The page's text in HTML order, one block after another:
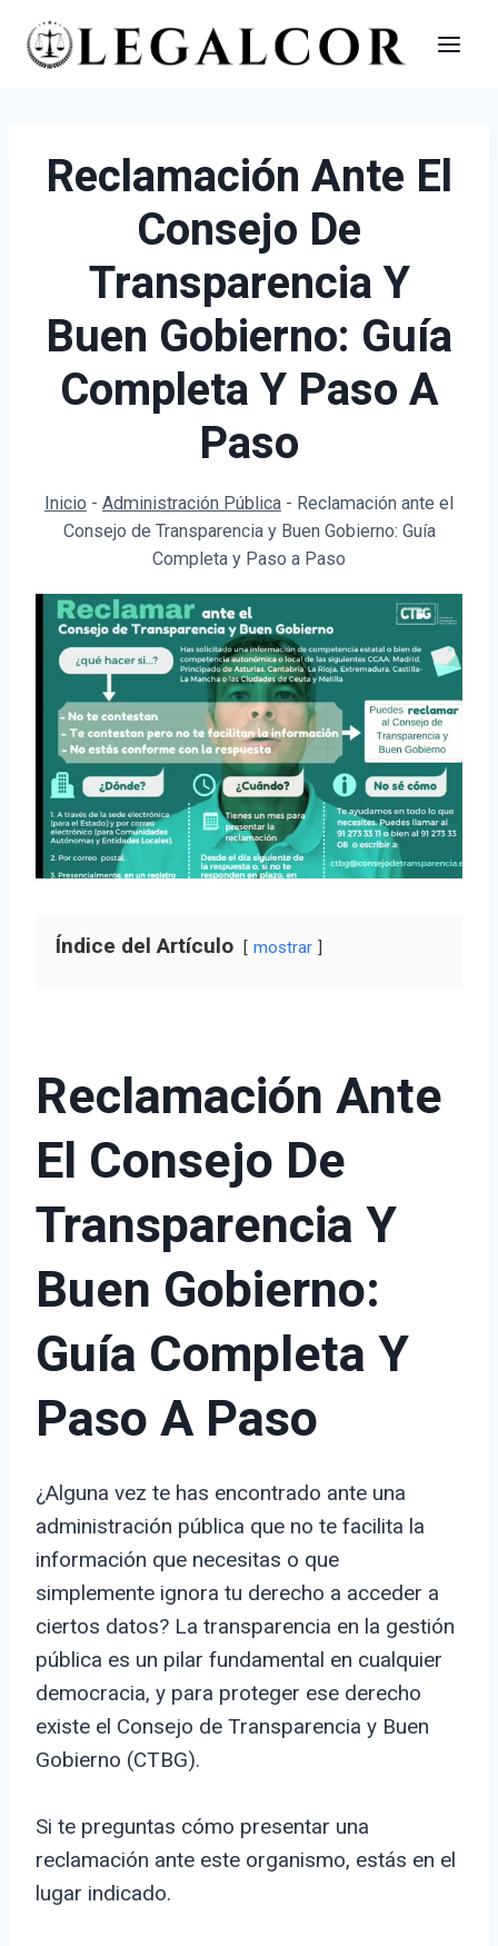
Saltar
Reclamación Ante El
Consejo De
Transparencia Y
Buen Gobierno: Guía
Completa Y Paso A
Paso
Inicio - Administración Pública - Reclamación ante el
Consejo de Transparencia y Buen Gobierno: Guía
Completa y Paso a Paso
Índice del Artículo mostrar
Reclamación Ante
El Consejo De
Transparencia Y
Buen Gobierno:
Guía Completa Y
Paso A Paso
¿Alguna vez te has encontrado ante una
administración pública que no te facilita la
información que necesitas o que
simplemente ignora tu derecho a acceder a
ciertos datos? La transparencia en la gestión
pública es un pilar fundamental en cualquier
democracia, y para proteger ese derecho
existe el Consejo de Transparencia y Buen
Gobierno (CTBG).
Si te preguntas cómo presentar una
reclamación ante este organismo, estás en el
lugar indicado.